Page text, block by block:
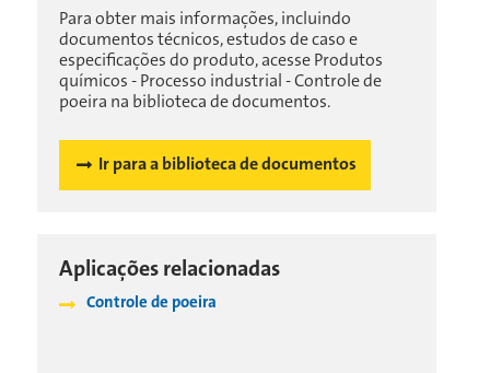
Para obter mais informações, incluindo
documentos técnicos, estudos de caso e
especificações do produto, acesse Produtos
químicos - Processo industrial - Controle de
poeira na biblioteca de documentos.
Ir para a biblioteca de documentos
Aplicações relacionadas
Controle de poeira